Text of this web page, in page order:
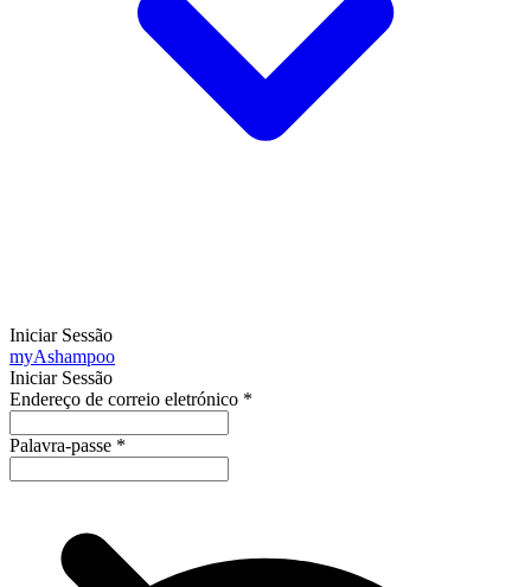
Iniciar Sessão
myAshampoo
Iniciar Sessão
Endereço de correio eletrónico *
Palavra-passe *